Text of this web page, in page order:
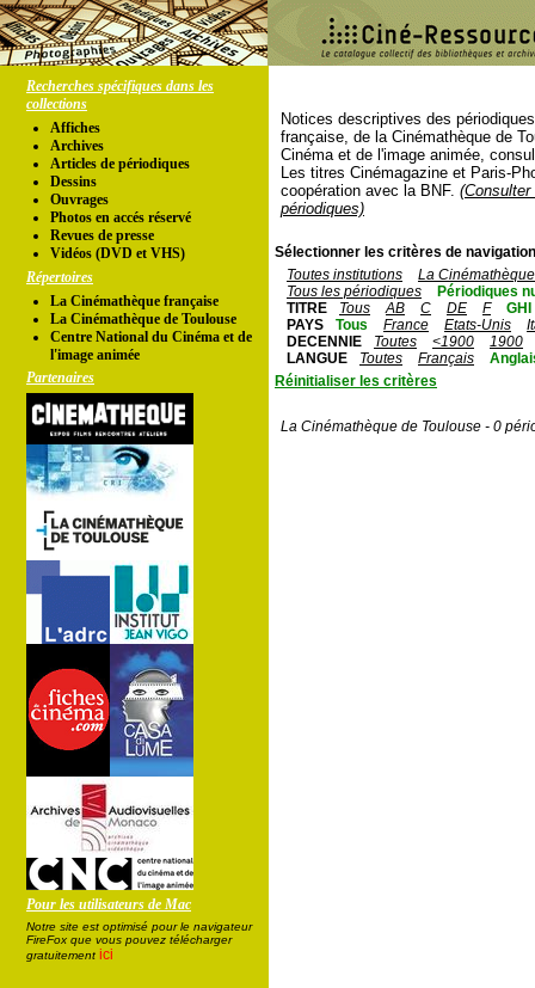
Recherches spécifiques dans les
collections
Affiches
Archives
Articles de périodiques
Dessins
Ouvrages
Photos en accés réservé
Revues de presse
Vidéos (DVD et VHS)
Répertoires
La Cinémathèque française
La Cinémathèque de Toulouse
Centre National du Cinéma et de
l'image animée
Partenaires
Pour les utilisateurs de Mac
Notre site est optimisé pour le navigateur
FireFox que vous pouvez télécharger
gratuitement ici
Notices descriptives des
française, de la Cinémathèque de
Cinéma et de l'image animée,
Les titres Cinémagazine et Paris-
coopération avec la BNF.
périodiques)
Sélectionner les critères de
Toutes institutions
La
Tous les périodiques
Périodiques
TITRE
Tous AB C DE F
GHI
PAYS
Tous France Etats-Unis
DECENNIE
Toutes <1900
1900
LANGUE
Toutes Français
Réinitialiser les critères
La Cinémathèque de Toulouse - 0